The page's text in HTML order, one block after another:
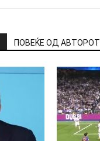
ПОВЕЌЕ ОД АВТОРОТ